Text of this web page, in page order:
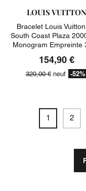
LOUIS VUITTON
Bracelet Louis
South Coast Plaza
Monogram Empreinte
154,90 €
320,00 € neuf -52%
1 2